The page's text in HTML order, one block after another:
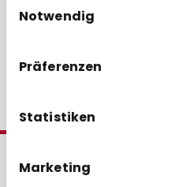
haben oder die sie im
der Dienste gesammelt
Notwendig
Präferenzen
Statistiken
Marketing